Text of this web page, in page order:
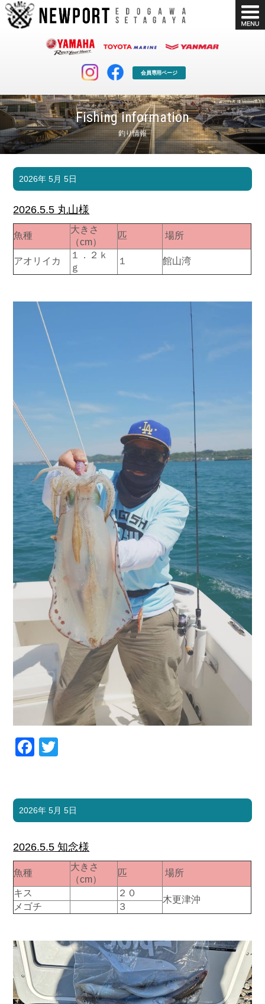
会員専用ページ
Fishing information
釣り情報
マリンクラブ
マリンライフを堪能したい！
ボート販売
ボート免許
長年の実績と信頼！
店舗情報
Shop Info.
公式ブログ
リンク集
2026年 5月 5日
2026.5.5 丸山様
魚種
大きさ
（cm）
匹 場所
アオリイカ
１．２ｋ
ｇ
１ 館山湾
Facebook
2026年 5月 5日
2026.5.5 知念様
魚種
大きさ
（cm）
匹
場所
キス
２０
木更津沖
メゴチ ３